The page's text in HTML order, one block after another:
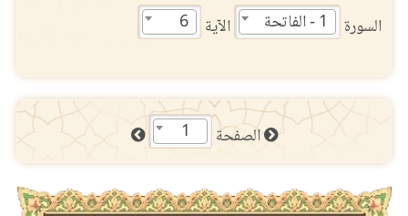
السورة 1 - الفاتحة الآية 6
الصفحة 1